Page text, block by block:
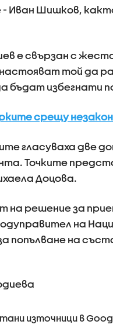
Иван Шишков,
е свързан с
той да
бъдат избегнати
срещу
гласуваха две
Точките
Доцова.
на решение за
на
попълване на
източници в